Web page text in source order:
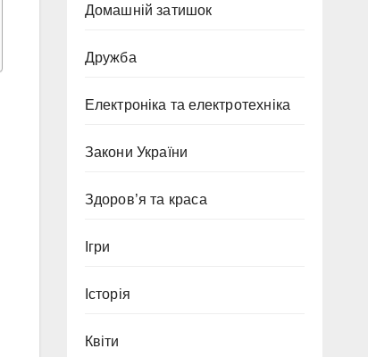
Домашній затишок
Дружба
Електроніка та електротехніка
Закони України
Здоров’я та краса
Ігри
Історія
Квіти